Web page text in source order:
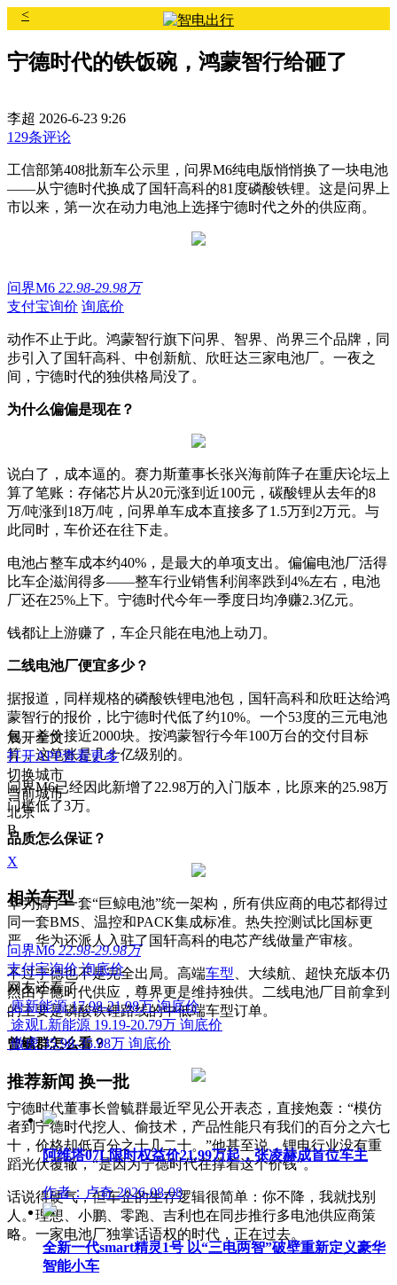
<
宁德时代的铁饭碗，鸿蒙智行给砸了
李超 2026-6-23 9:26
129条评论
工信部第408批新车公示里，问界M6纯电版悄悄换了一块电池
——从宁德时代换成了国轩高科的81度磷酸铁锂。这是问界上
市以来，第一次在动力电池上选择宁德时代之外的供应商。
问界M6 22.98-29.98万
支付宝询价 询底价
动作不止于此。鸿蒙智行旗下问界、智界、尚界三个品牌，同
步引入了国轩高科、中创新航、欣旺达三家电池厂。一夜之
间，宁德时代的独供格局没了。
为什么偏偏是现在？
说白了，成本逼的。赛力斯董事长张兴海前阵子在重庆论坛上
算了笔账：存储芯片从20元涨到近100元，碳酸锂从去年的8
万/吨涨到18万/吨，问界单车成本直接多了1.5万到2万元。与
此同时，车价还在往下走。
电池占整车成本约40%，是最大的单项支出。偏偏电池厂活得
比车企滋润得多——整车行业销售利润率跌到4%左右，电池
厂还在25%上下。宁德时代今年一季度日均净赚2.3亿元。
钱都让上游赚了，车企只能在电池上动刀。
二线电池厂便宜多少？
据报道，同样规格的磷酸铁锂电池包，国轩高科和欣旺达给鸿
蒙智行的报价，比宁德时代低了约10%。一个53度的三元电池
包，差价接近2000块。按鸿蒙智行今年100万台的交付目标
算，这笔账是几十亿级别的。
问界M6已经因此新增了22.98万的入门版本，比原来的25.98万
门槛低了3万。
品质怎么保证？
华为搞了一套“巨鲸电池”统一架构，所有供应商的电芯都得过
同一套BMS、温控和PACK集成标准。热失控测试比国标更
严，华为还派人入驻了国轩高科的电芯产线做量产审核。
不过宁德也不是完全出局。高端车型 、大续航、超快充版本仍
然由宁德时代供应，尊界更是维持独供。二线电池厂目前拿到
的主要是磷酸铁锂路线的中低端车型订单。
曾毓群怎么看？
宁德时代董事长曾毓群最近罕见公开表态，直接炮轰：“模仿
者到宁德时代挖人、偷技术，产品性能只有我们的百分之六七
十，价格却低百分之十几二十。”他甚至说，锂电行业没有重
蹈光伏覆辙，“是因为宁德时代在撑着这个价钱”。
话说得硬气，但车企的生存逻辑很简单：你不降，我就找别
人。理想、小鹏、零跑、吉利也在同步推行多电池供应商策
略。一家电池厂独掌话语权的时代，正在过去。
展开全文
打开APP查看更多
切换城市
当前城市
北京
B
X
相关车型
问界M6 22.98-29.98万
支付宝询价 询底价
网友还看了
唐新能源 17.98-21.98万 询底价
途观L新能源 19.19-20.79万 询底价
傲虎 35.98-35.98万 询底价
推荐新闻 换一批
阿维塔07L限时权益价21.99万起，张凌赫成首位车主
作者：卢奇 2026-08-08
全新一代smart精灵1号 以“三电两智”破壁重新定义豪华
智能小车